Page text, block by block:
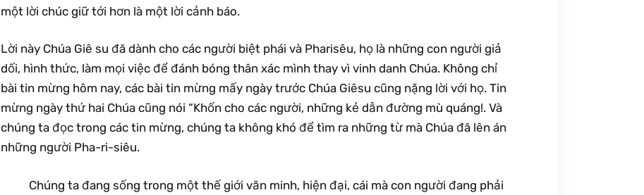
một lời chúc giữ tới hơn là một lời cảnh báo.
Lời này Chúa Giê su đã dành cho các người biệt phái và Pharisêu, họ là những con người giả
dối, hình thức, làm mọi việc để đánh bóng thân xác mình thay vì vinh danh Chúa. Không chỉ
bài tin mừng hôm nay, các bài tin mừng mấy ngày trước Chúa Giêsu cũng nặng lời với họ. Tin
mừng ngày thứ hai Chúa cũng nói “Khốn cho các người, những kẻ dẫn đường mù quáng!. Và
chúng ta đọc trong các tin mừng, chúng ta không khó để tìm ra những từ mà Chúa đã lên án
những người Pha-ri-siêu.
​ Chúng ta đang sống trong một thế giới văn minh, hiện đại, cái mà con người đang phải